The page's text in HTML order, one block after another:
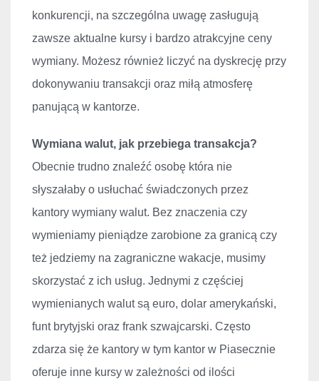
konkurencji, na szczególna uwagę zasługują
zawsze aktualne kursy i bardzo atrakcyjne ceny
wymiany. Możesz również liczyć na dyskrecję przy
dokonywaniu transakcji oraz miłą atmosferę
panującą w kantorze.
Wymiana walut, jak przebiega transakcja?
Obecnie trudno znaleźć osobę która nie
słyszałaby o usłuchać świadczonych przez
kantory wymiany walut. Bez znaczenia czy
wymieniamy pieniądze zarobione za granicą czy
też jedziemy na zagraniczne wakacje, musimy
skorzystać z ich usług. Jednymi z częściej
wymienianych walut są euro, dolar amerykański,
funt brytyjski oraz frank szwajcarski. Często
zdarza się że kantory w tym kantor w Piasecznie
oferuje inne kursy w zależności od ilości